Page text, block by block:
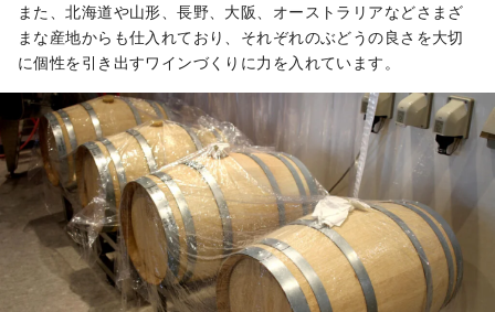
また、北海道や山形、長野、大阪、オーストラリアなどさまざ
まな産地からも仕入れており、それぞれのぶどうの良さを大切
に個性を引き出すワインづくりに力を入れています。